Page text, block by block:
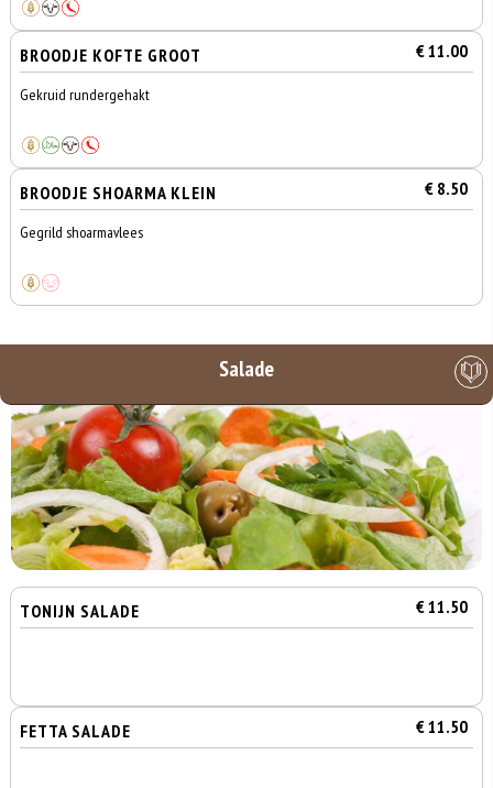
BROODJE KOFTE GROOT € 11.00
Gekruid rundergehakt
BROODJE SHOARMA KLEIN € 8.50
Gegrild shoarmavlees
Salade
TONIJN SALADE € 11.50
FETTA SALADE € 11.50